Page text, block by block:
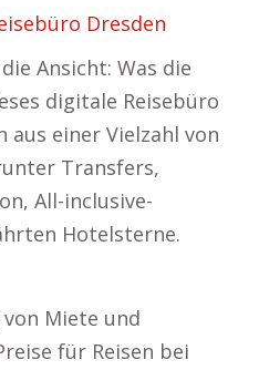
Dresden
Ansicht: Was die
digitale Reisebüro
aus einer Vielzahl von
Transfers,
All-inclusive-
Hotelsterne.
Miete und
für Reisen bei